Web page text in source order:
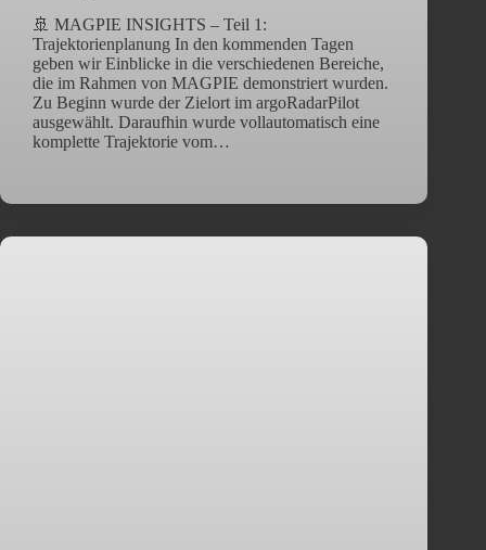
🚢 MAGPIE INSIGHTS – Teil 1:
Trajektorienplanung In den kommenden Tagen
geben wir Einblicke in die verschiedenen Bereiche,
die im Rahmen von MAGPIE demonstriert wurden.
Zu Beginn wurde der Zielort im argoRadarPilot
ausgewählt. Daraufhin wurde vollautomatisch eine
komplette Trajektorie vom…